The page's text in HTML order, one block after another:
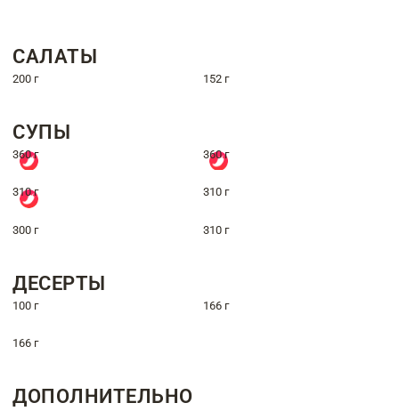
САЛАТЫ
200 г 152 г
СУПЫ
360 г 360 г
310 г 310 г
300 г 310 г
ДЕСЕРТЫ
100 г 166 г
166 г
ДОПОЛНИТЕЛЬНО